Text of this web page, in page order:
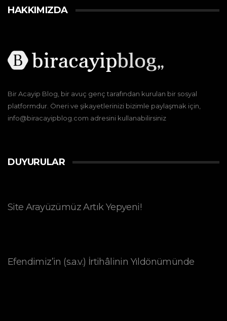
HAKKIMIZDA
Bir Acayip Blog, bir avuç genç tarafından kurulan bir sosyal
platformdur. Öneri ve şikayetlerinizi bizimle paylaşmak için,
info@biracayipblog.com adresini kullanabilirsiniz
DUYURULAR
Site Arayüzümüz Artık Yepyeni!
Efendimiz’in (s.a.v.) İrtihâlinin Yıldönümünde